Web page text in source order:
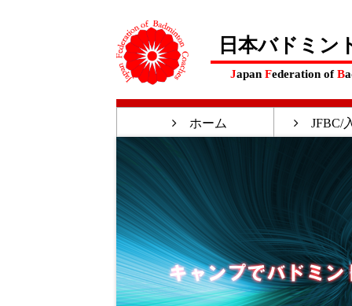
日本バドミン
Japan Federation ofB
ホーム JFBC/